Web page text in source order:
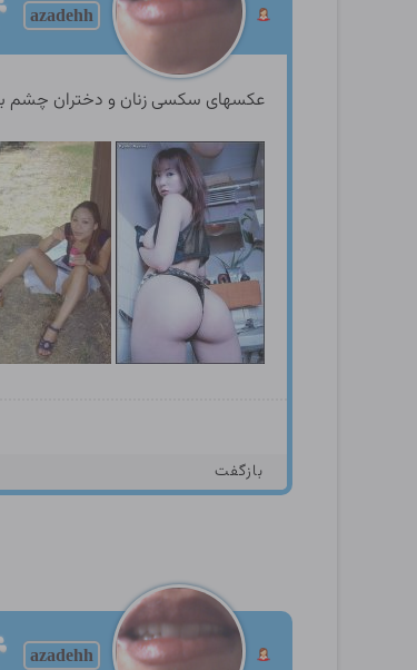
azadehh
عکسهای سکسی زنان و دختران چشم
بازگفت
azadehh